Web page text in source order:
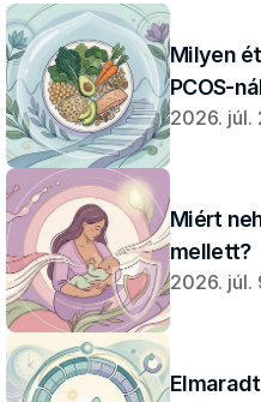
Milyen
PCOS-
2026. júl.
Miért
mellett?
2026. júl.